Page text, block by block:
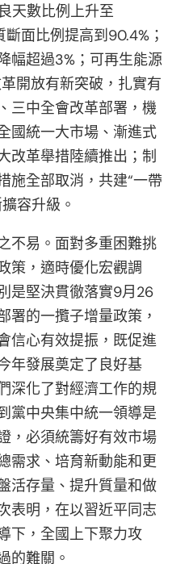
天數比例上升至
面比例提高到90.4%；
幅超過3%；可再生能源
開放有新突破，扎實有
三中全會改革部署，機
國統一大市場、漸進式
改革舉措陸續推出；制
施全部取消，共建“一帶
容升級。
不易。面對多重困難挑
策，適時優化宏觀調
是堅決貫徹落實9月26
署的一攬子增量政策，
信心有效提振，既促進
年發展奠定了良好基
深化了對經濟工作的規
黨中央集中統一領導是
，必須統籌好有效市場
需求、培育新動能和更
活存量、提升質量和做
表明，在以習近平同志
下，全國上下聚力攻
的難關。